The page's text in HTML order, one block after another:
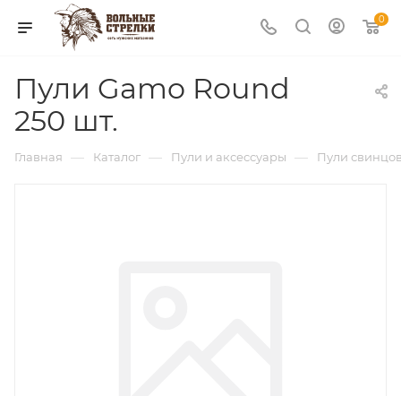
0
Пули Gamo Round
250 шт.
Главная — Каталог — Пули и аксессуары — Пули